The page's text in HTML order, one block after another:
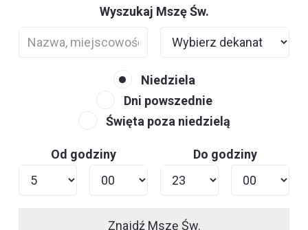
Wyszukaj Mszę Św.
Niedziela
Dni powszednie
Święta poza niedzielą
Od godziny Do godziny
Znajdź Mszę Św.